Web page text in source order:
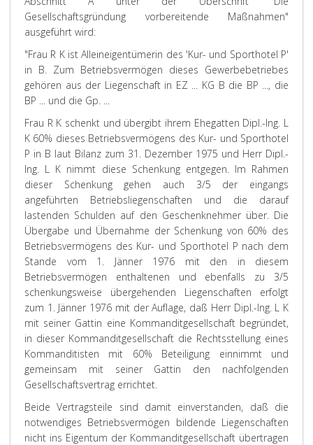
Gesellschaftsgründung vorbereitende Maßnahmen"
ausgeführt wird:
"Frau R K ist Alleineigentümerin des 'Kur- und Sporthotel P'
in B. Zum Betriebsvermögen dieses Gewerbebetriebes
gehören aus der Liegenschaft in EZ ... KG B die BP ..., die
BP ... und die Gp. ...
Frau R K schenkt und übergibt ihrem Ehegatten Dipl.-Ing. L
K 60% dieses Betriebsvermögens des Kur- und Sporthotel
P in B laut Bilanz zum 31. Dezember 1975 und Herr Dipl.-
Ing. L K nimmt diese Schenkung entgegen. Im Rahmen
dieser Schenkung gehen auch 3/5 der eingangs
angeführten Betriebsliegenschaften und die darauf
lastenden Schulden auf den Geschenknehmer über. Die
Übergabe und Übernahme der Schenkung von 60% des
Betriebsvermögens des Kur- und Sporthotel P nach dem
Stande vom 1. Jänner 1976 mit den in diesem
Betriebsvermögen enthaltenen und ebenfalls zu 3/5
schenkungsweise übergehenden Liegenschaften erfolgt
zum 1. Jänner 1976 mit der Auflage, daß Herr Dipl.-Ing. L K
mit seiner Gattin eine Kommanditgesellschaft begründet,
in dieser Kommanditgesellschaft die Rechtsstellung eines
Kommanditisten mit 60% Beteiligung einnimmt und
gemeinsam mit seiner Gattin den nachfolgenden
Gesellschaftsvertrag errichtet.
Beide Vertragsteile sind damit einverstanden, daß die
notwendiges Betriebsvermögen bildende Liegenschaften
nicht ins Eigentum der Kommanditgesellschaft übertragen